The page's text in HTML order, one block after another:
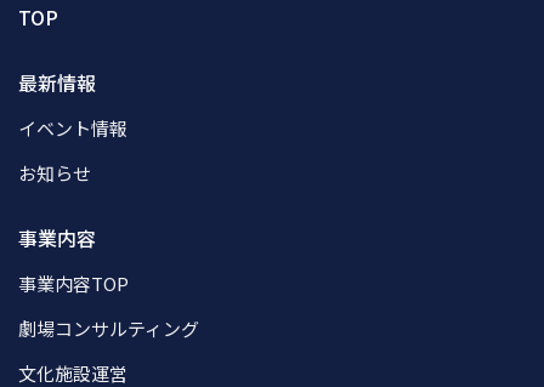
TOP
最新情報
イベント情報
お知らせ
事業内容
事業内容TOP
劇場コンサルティング
文化施設運営